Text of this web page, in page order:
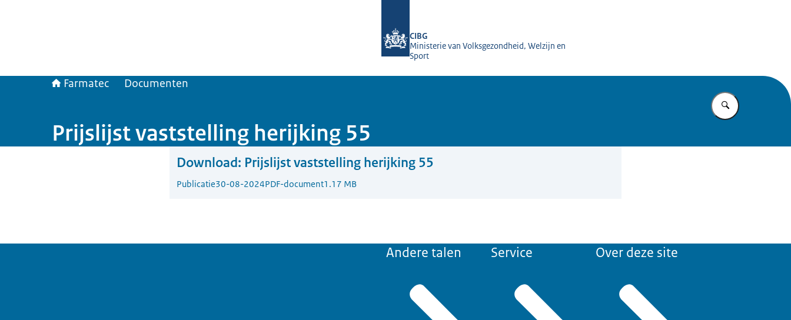
CIBG
Ministerie van Volksgezondheid, Welzijn en
Sport
Farmatec Documenten
Vul in wat u
Prijslijst vaststelling herijking 55
Download: Prijslijst vaststelling herijking 55
Publicatie30-08-2024PDF-document1.17 MB
Andere talen Service Over deze site